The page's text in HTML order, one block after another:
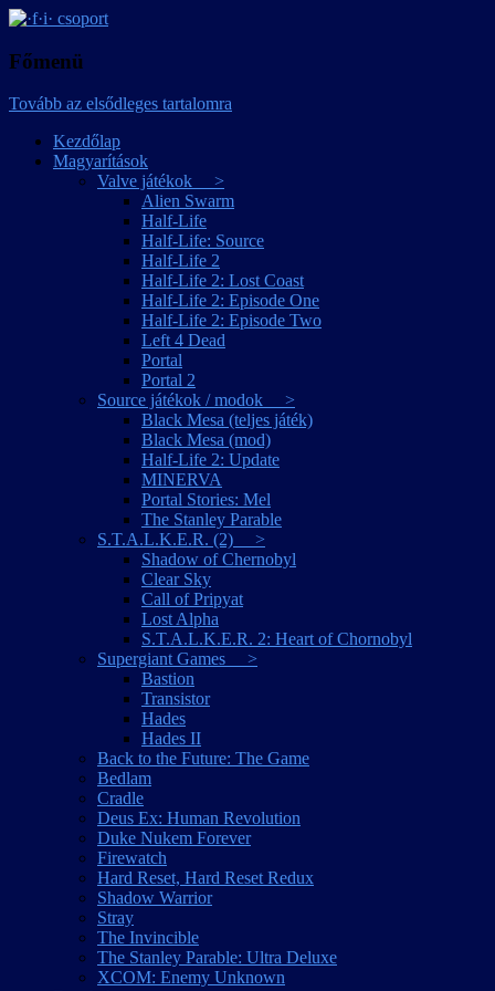
·f·i· csoport
Főmenü
Tovább az elsődleges tartalomra
Kezdőlap
Magyarítások
Valve játékok >
Alien Swarm
Half-Life
Half-Life: Source
Half-Life 2
Half-Life 2: Lost Coast
Half-Life 2: Episode One
Half-Life 2: Episode Two
Left 4 Dead
Portal
Portal 2
Source játékok / modok >
Black Mesa (teljes játék)
Black Mesa (mod)
Half-Life 2: Update
MINERVA
Portal Stories: Mel
The Stanley Parable
S.T.A.L.K.E.R. (2) >
Shadow of Chernobyl
Clear Sky
Call of Pripyat
Lost Alpha
S.T.A.L.K.E.R. 2: Heart of Chornobyl
Supergiant Games >
Bastion
Transistor
Hades
Hades II
Back to the Future: The Game
Bedlam
Cradle
Deus Ex: Human Revolution
Duke Nukem Forever
Firewatch
Hard Reset, Hard Reset Redux
Shadow Warrior
Stray
The Invincible
The Stanley Parable: Ultra Deluxe
XCOM: Enemy Unknown